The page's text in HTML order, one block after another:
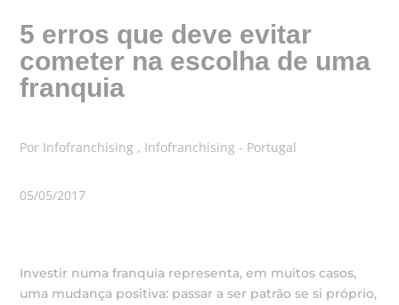
5 erros que deve evitar
cometer na escolha de uma
franquia
Por Infofranchising , Infofranchising - Portugal
05/05/2017
Investir numa franquia representa, em muitos casos,
uma mudança positiva: passar a ser patrão se si próprio,